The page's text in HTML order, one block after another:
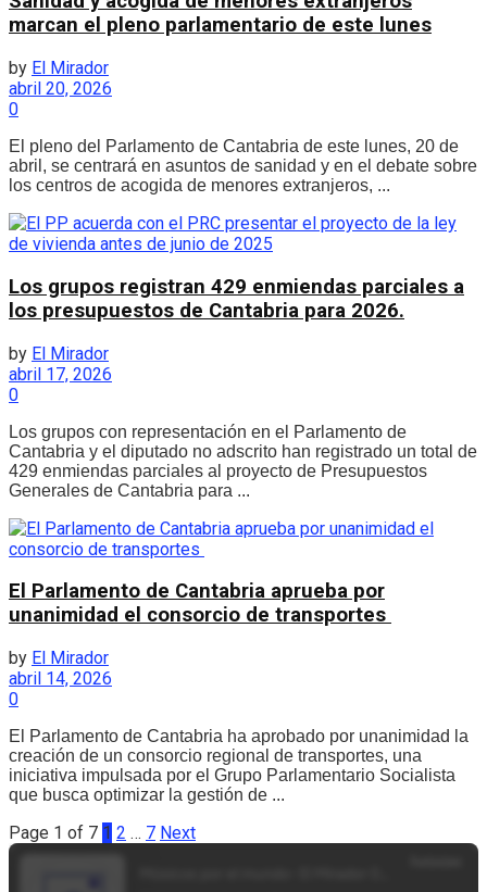
marcan el pleno parlamentario de este lunes
by El Mirador
abril 20, 2026
0
El pleno del Parlamento de Cantabria de este lunes, 20 de
abril, se centrará en asuntos de sanidad y en el debate sobre
los centros de acogida de menores extranjeros, ...
Los grupos registran 429 enmiendas parciales a
los presupuestos de Cantabria para 2026.
by El Mirador
abril 17, 2026
0
Los grupos con representación en el Parlamento de
Cantabria y el diputado no adscrito han registrado un total de
429 enmiendas parciales al proyecto de Presupuestos
Generales de Cantabria para ...
El Parlamento de Cantabria aprueba por
unanimidad el consorcio de transportes
by El Mirador
abril 14, 2026
0
El Parlamento de Cantabria ha aprobado por unanimidad la
creación de un consorcio regional de transportes, una
iniciativa impulsada por el Grupo Parlamentario Socialista
que busca optimizar la gestión de ...
Page 1 of 7 1 2 … 7 Next